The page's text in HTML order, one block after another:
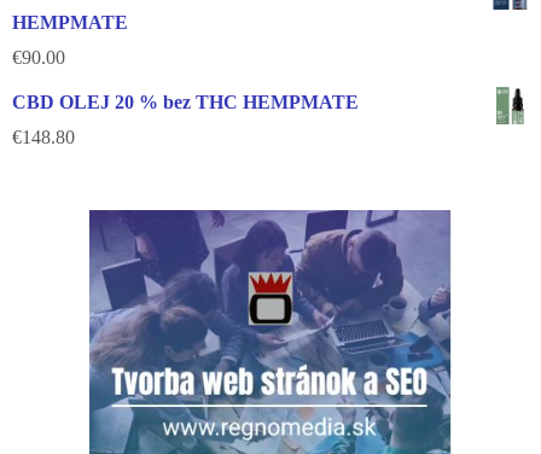
HEMPMATE
€90.00
CBD OLEJ 20 % bez THC HEMPMATE
€148.80